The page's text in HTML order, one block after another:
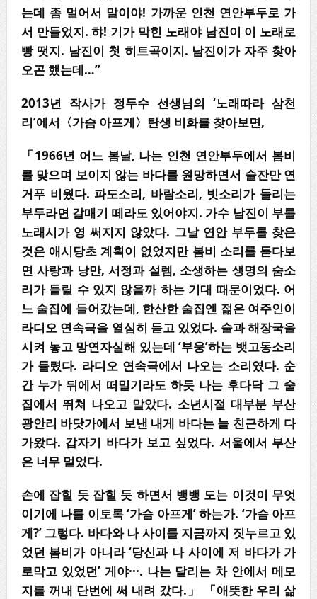
는데 좀 멀어서 말이야! 가까운 인천 연안부두로 가
서 만들었지. 햐! 기가 막힌 노래야 남진이 이 노래로
빵 떳지. 남진이 첫 히트곡이지. 남진이가 자주 찾아
오곤 했는데…”
2013년 작사가 정두수 선생님의‘노래따라 삼천
리’에서 〈가슴 아프게〉 탄생 비화를 찾아보면,
「1966년 어느 봄날, 나는 인천 연안부두에서 봄비
를 맞으며 보이지 않는 바다를 원망하면서 술잔만 연
거푸 비웠다. 파도소리, 바람소리, 빗소리가 들리는
부두라면 갈매기 떼라도 있어야지. 가수 남진이 부를
노래시가 영 써지지 않았다. 그날 연안 부두를 찾은
것은 애시당초 계획이 없었지만 봄비 소리를 듣다보
면 사랑과 낭만, 서정과 설렘, 소생하는 생명의 숨소
리가 들릴 수 있지 않을까 하는 기대 때문이었다. 어
느 술집에 들어갔는데, 한산한 술집엔 젊은 여주인이
라디오 연속극을 열심히 듣고 있었다. 술과 해장국을
시켜 놓고 망연자실해 있는데 ‘부웅’하는 뱃고동소리
가 들렸다. 라디오 연속극에서 나오는 소리였다. 순
간 누가 뒤에서 떠밀기라도 하듯 나는 후다닥 그 술
집에서 뛰쳐 나오고 말았다. 소년시절 대부분 부산
광안리 바닷가에서 보낸 내게 바다는 늘 친근하게 다
가왔다. 갑자기 바다가 보고 싶었다. 서울에서 부산
은 너무 멀었다.
손에 잡힐 듯 잡힐 듯 하면서 뱅뱅 도는 이것이 무엇
이기에 나를 이토록 ‘가슴 아프게’ 하는가. ‘가슴 아프
게?’ 그렇다. 바다와 나 사이를 지금까지 짓누르고 있
었던 봄비가 아니라 ‘당신과 나 사이에 저 바다가 가
로막고 있었던’ 게야···. 나는 달리는 차 안에서 메모
지를 꺼내 단번에 써 내려 갔다.」 「애뜻한 우리 삶